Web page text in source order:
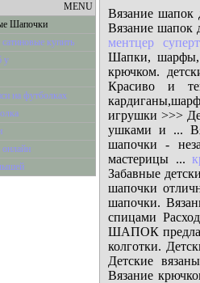
MENU
Шапочки
купить
у
на футболках
онлайн
Вязание шапок
Вязание шапок
ментцер
Шапки, шарфы,
крючком.
Красиво и
игрушки >>>
ушками и ...
шапочки -
мастерицы ...
Забавные
шапочки
шапочки.
спицами
ШАПОК
колготки.
Детские
Вязание